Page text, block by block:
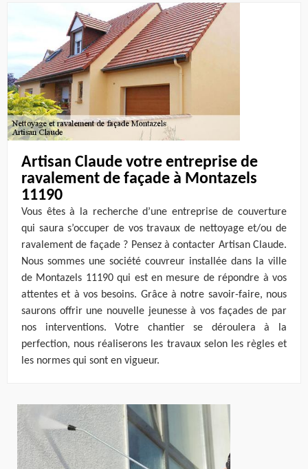
Artisan Claude votre entreprise de
ravalement de façade à Montazels
11190
Vous êtes à la recherche d’une entreprise de couverture
qui saura s’occuper de vos travaux de nettoyage et/ou de
ravalement de façade ? Pensez à contacter Artisan Claude.
Nous sommes une société couvreur installée dans la ville
de Montazels 11190 qui est en mesure de répondre à vos
attentes et à vos besoins. Grâce à notre savoir-faire, nous
saurons offrir une nouvelle jeunesse à vos façades de par
nos interventions. Votre chantier se déroulera à la
perfection, nous réaliserons les travaux selon les règles et
les normes qui sont en vigueur.